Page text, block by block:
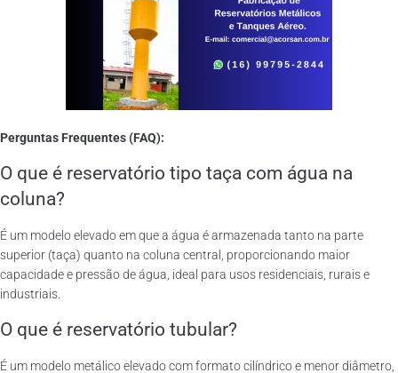
Perguntas Frequentes (FAQ):
O que é reservatório tipo taça com água na
coluna?
É um modelo elevado em que a água é armazenada tanto na parte
superior (taça) quanto na coluna central, proporcionando maior
capacidade e pressão de água, ideal para usos residenciais, rurais e
industriais.
O que é reservatório tubular?
É um modelo metálico elevado com formato cilíndrico e menor diâmetro,